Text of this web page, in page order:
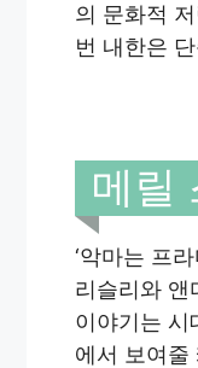
의 문화적
번 내한은
메릴
‘악마는 프
리슬리와 앤
이야기는 시
에서 보여줄